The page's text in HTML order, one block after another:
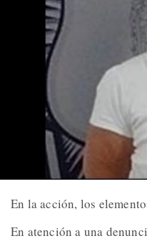
En la acción, los
En atención a una